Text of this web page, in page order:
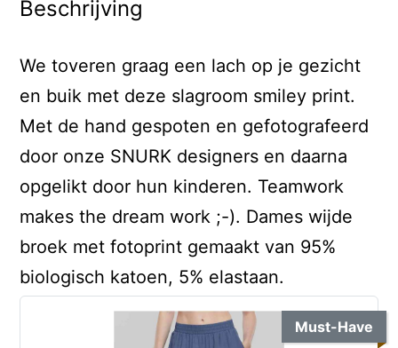
Beschrijving
We toveren graag een lach op je gezicht
en buik met deze slagroom smiley print.
Met de hand gespoten en gefotografeerd
door onze SNURK designers en daarna
opgelikt door hun kinderen. Teamwork
makes the dream work ;-). Dames wijde
broek met fotoprint gemaakt van 95%
biologisch katoen, 5% elastaan.
Must-Have